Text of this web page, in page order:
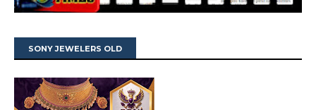
SONY JEWELERS OLD